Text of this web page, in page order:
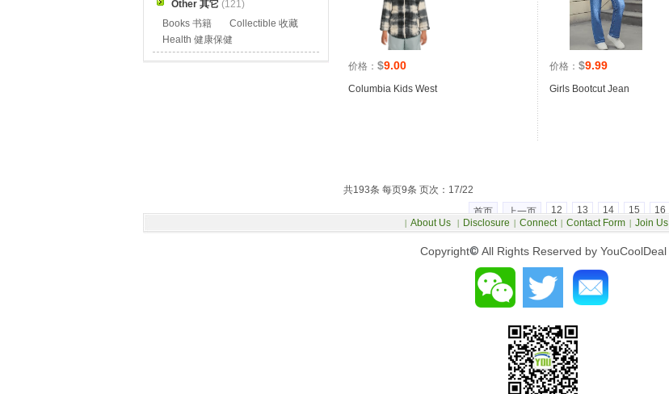
价格： $9.00
Columbia Kids West
价格： $9.99
Girls Bootcut Jean
共193条 每页9条 页次：17/22
首页
上一页 12 13 14 15 16
Other 其它 (121)
Books 书籍
Collectible 收藏
Health 健康保健
Copyright© All Rights Reserved by YouCoolDeal
| About Us | Disclosure | Connect | Contact Form | Join Us